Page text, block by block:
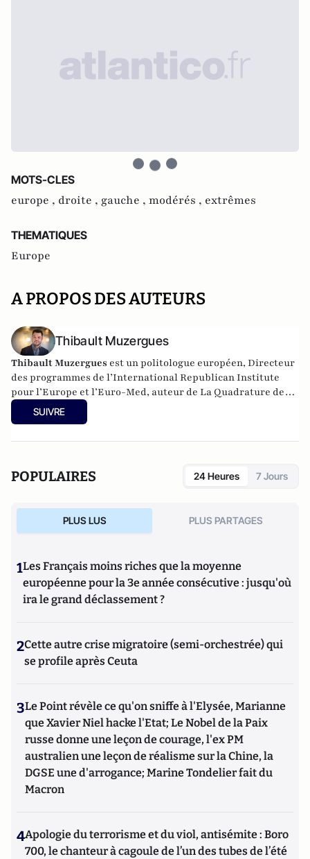
MOTS-CLES
europe , droite , gauche , modérés , extrêmes
THEMATIQUES
Europe
A PROPOS DES AUTEURS
Thibault Muzergues
Thibault Muzergues est un politologue européen, Directeur
des programmes de l’International Republican Institute
pour l’Europe et l’Euro-Med, auteur de La Quadrature des
classes (2018, Marque belge)
Bataille(2021, Le Bord de l'Eau).
SUIVRE
POPULAIRES 24 Heures 7 Jours
PLUS LUS PLUS PARTAGES
1Les Français moins riches que la moyenne
européenne pour la 3e année consécutive : jusqu'où
ira le grand déclassement ?
2Cette autre crise migratoire (semi-orchestrée) qui
se profile après Ceuta
3Le Point révèle ce qu'on sniffe à l'Elysée, Marianne
que Xavier Niel hacke l'Etat; Le Nobel de la Paix
russe donne une leçon de courage, l'ex PM
australien une leçon de réalisme sur la Chine, la
DGSE une d'arrogance; Marine Tondelier fait du
Macron
4Apologie du terrorisme et du viol, antisémite : Boro
700, le chanteur à cagoule de l’un des tubes de l’été